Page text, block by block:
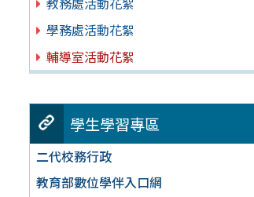
學務處活動花絮
輔導室活動花絮
學生學習專區
二代校務行政
教育部數位學伴入口網